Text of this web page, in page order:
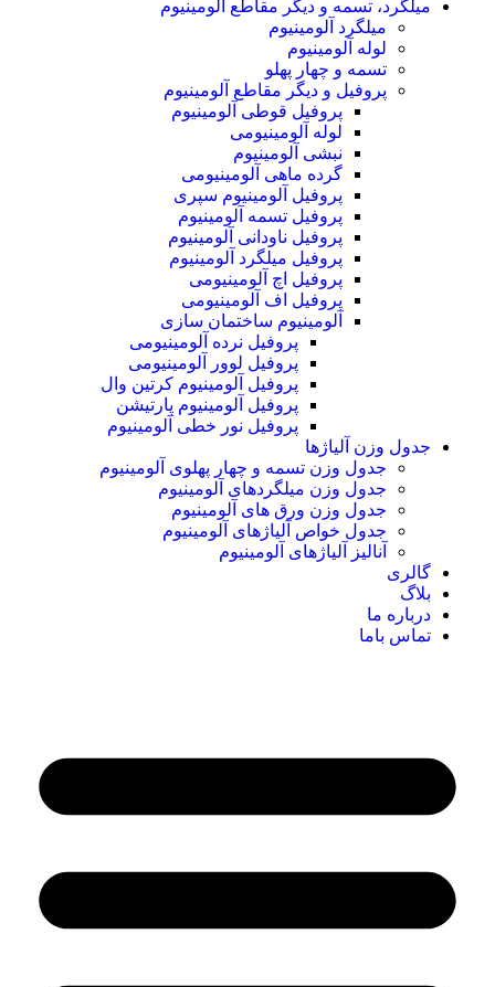
میلگرد، تسمه و دیگر مقاطع آلومینیوم
میلگرد آلومینیوم
لوله آلومینیوم
تسمه و چهار پهلو
پروفیل و دیگر مقاطع آلومینیوم
پروفیل قوطی آلومینیوم
لوله آلومینیومی
نبشی آلومینیوم
گرده ماهی آلومینیومی
پروفیل آلومینیوم سپری
پروفیل تسمه آلومینیوم
پروفیل ناودانی آلومینیوم
پروفیل میلگرد آلومینیوم
پروفیل اچ آلومینیومی
پروفیل اف آلومینیومی
آلومینیوم ساختمان سازی
پروفیل نرده آلومینیومی
پروفیل لوور آلومینیومی
پروفیل آلومینیوم کرتین وال
پروفیل آلومینیوم پارتیشن
پروفیل نور خطی آلومینیوم
جدول وزن آلیاژها
جدول وزن تسمه و چهار پهلوی آلومینیوم
جدول وزن میلگردهای آلومینیوم
جدول وزن ورق های آلومینیوم
جدول خواص آلیاژهای آلومینیوم
آنالیز آلیاژهای آلومینیوم
گالری
بلاگ
درباره ما
تماس باما